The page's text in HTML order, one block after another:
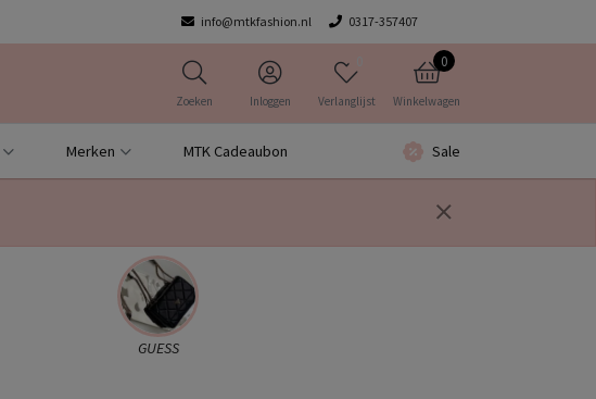
info@mtkfashion.nl 0317-357407
Zoeken Inloggen Verlanglijst
0
Winkelwagen
Merken MTK Cadeaubon Sale
GUESS